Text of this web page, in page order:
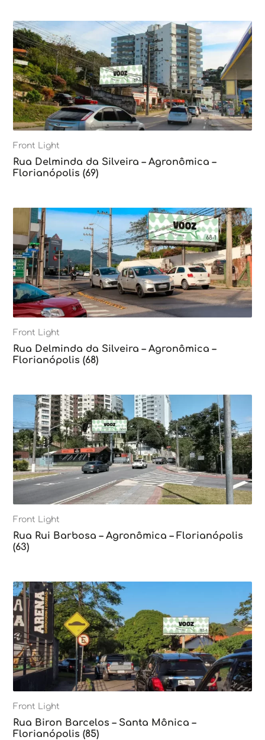
Front Light
Rua Delminda da Silveira – Agronômica –
Florianópolis (69)
Front Light
Rua Delminda da Silveira – Agronômica –
Florianópolis (68)
Front Light
Rua Rui Barbosa – Agronômica – Florianópolis
(63)
Front Light
Rua Biron Barcelos – Santa Mônica –
Florianópolis (85)